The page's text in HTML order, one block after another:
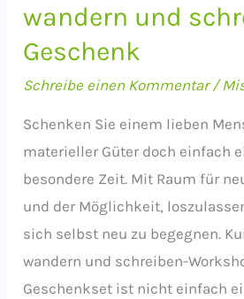
wandern und
Geschenk
Schreibe einen Kommentar /
Schenken Sie einem lieben
materieller Güter doch einfach
besondere Zeit. Mit Raum für
und der Möglichkeit,
sich selbst neu zu begegnen.
wandern und schreiben-
Geschenkset ist nicht einfach